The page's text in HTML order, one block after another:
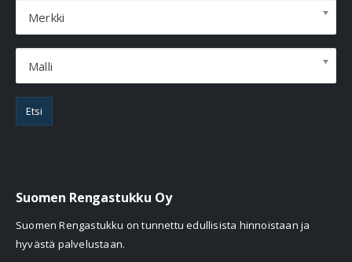
Merkki
Malli
Etsi
Suomen Rengastukku Oy
Suomen Rengastukku on tunnettu edullisista hinnoistaan ja
hyvästä palvelustaan.